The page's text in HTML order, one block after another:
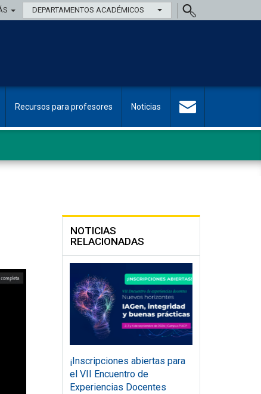
DEPARTAMENTOS ACADÉMICOS
Recursos para profesores Noticias
NOTICIAS
RELACIONADAS
¡Inscripciones abiertas para
el VII Encuentro de
Experiencias Docentes